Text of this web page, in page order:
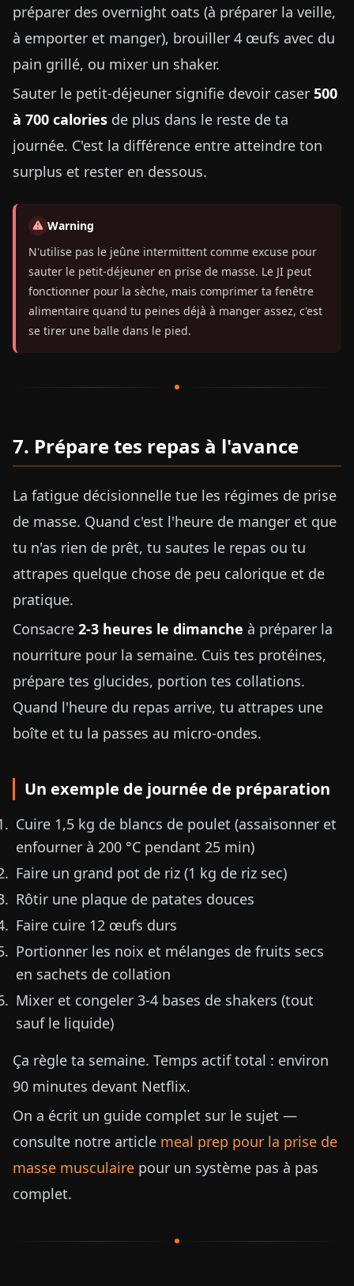
préparer des overnight oats (à préparer la veille,
à emporter et manger), brouiller 4 œufs avec du
pain grillé, ou mixer un shaker.
Sauter le petit-déjeuner signifie devoir caser 500
à 700 calories de plus dans le reste de ta
journée. C'est la différence entre atteindre ton
surplus et rester en dessous.
Warning
N'utilise pas le jeûne intermittent comme excuse pour
sauter le petit-déjeuner en prise de masse. Le JI peut
fonctionner pour la sèche, mais comprimer ta fenêtre
alimentaire quand tu peines déjà à manger assez, c'est
se tirer une balle dans le pied.
7. Prépare tes repas à l'avance
La fatigue décisionnelle tue les régimes de prise
de masse. Quand c'est l'heure de manger et que
tu n'as rien de prêt, tu sautes le repas ou tu
attrapes quelque chose de peu calorique et de
pratique.
Consacre 2-3 heures le dimanche à préparer la
nourriture pour la semaine. Cuis tes protéines,
prépare tes glucides, portion tes collations.
Quand l'heure du repas arrive, tu attrapes une
boîte et tu la passes au micro-ondes.
Un exemple de journée de préparation
Cuire 1,5 kg de blancs de poulet (assaisonner et
enfourner à 200 °C pendant 25 min)
Faire un grand pot de riz (1 kg de riz sec)
Rôtir une plaque de patates douces
Faire cuire 12 œufs durs
Portionner les noix et mélanges de fruits secs
en sachets de collation
Mixer et congeler 3-4 bases de shakers (tout
sauf le liquide)
Ça règle ta semaine. Temps actif total : environ
90 minutes devant Netflix.
On a écrit un guide complet sur le sujet —
consulte notre article meal prep pour la prise de
masse musculaire pour un système pas à pas
complet.